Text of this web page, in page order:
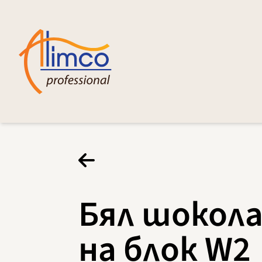
Бял
на блок W2